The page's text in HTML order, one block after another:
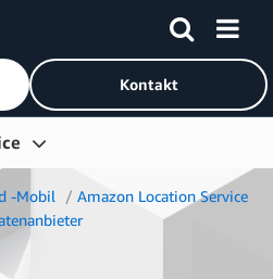
Kontakt
-Mobil
Amazon Location Service